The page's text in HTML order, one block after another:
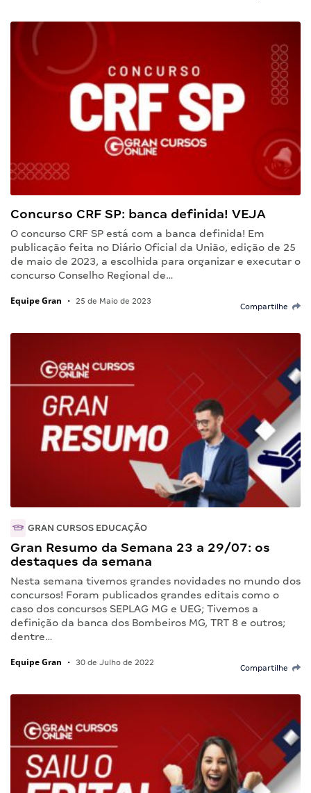
Concurso CRF SP: banca definida! VEJA
O concurso CRF SP está com a banca definida! Em
publicação feita no Diário Oficial da União, edição de 25
de maio de 2023, a escolhida para organizar e executar o
concurso Conselho Regional de…
Equipe Gran • 25 de Maio de 2023
Compartilhe
GRAN CURSOS EDUCAÇÃO
Gran Resumo da Semana 23 a 29/07: os
destaques da semana
Nesta semana tivemos grandes novidades no mundo dos
concursos! Foram publicados grandes editais como o
caso dos concursos SEPLAG MG e UEG; Tivemos a
definição da banca dos Bombeiros MG, TRT 8 e outros;
dentre…
Equipe Gran • 30 de Julho de 2022
Compartilhe